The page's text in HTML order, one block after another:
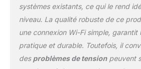
comme
pour votre
d'irrigation
site ou un
systèmes existants, ce qui le rend
niveau. La qualité robuste de ce
une connexion Wi-Fi simple, garantit
pratique et durable. Toutefois, il
des problèmes de tensionpeuvent